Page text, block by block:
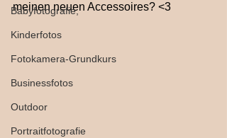
Babyfotografie,
Kinderfotos
Fotokamera-Grundkurs
Businessfotos
Outdoor
Portraitfotografie
meinen neuen Accessoires? <3